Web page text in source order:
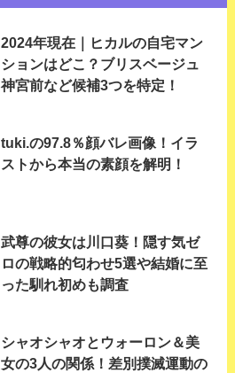
2024年現在｜ヒカルの自宅マン
ションはどこ？ブリスベージュ
神宮前など候補3つを特定！
tuki.の97.8％顔バレ画像！イラ
ストから本当の素顔を解明！
武尊の彼女は川口葵！隠す気ゼ
ロの戦略的匂わせ5選や結婚に至
った馴れ初めも調査
シャオシャオとウォーロン＆美
女の3人の関係！差別撲滅運動の